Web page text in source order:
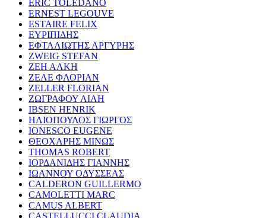
ERIC TOLEDANO
ERNEST LEGOUVE
ESTAIRE FELIX
ΕΥΡΙΠΙΔΗΣ
ΕΦΤΑΛΙΩΤΗΣ ΑΡΓΥΡΗΣ
ZWEIG STEFAN
ΖΕΗ ΑΛΚΗ
ΖΕΛΕ ΦΛΟΡΙΑΝ
ZELLER FLORIAN
ΖΩΓΡΑΦΟΥ ΛΙΛΗ
IBSEN HENRIK
ΗΛΙΟΠΟΥΛΟΣ ΓΙΩΡΓΟΣ
IONESCO EUGENE
ΘΕΟΧΑΡΗΣ ΜΙΝΩΣ
THOMAS ROBERT
ΙΟΡΔΑΝΙΔΗΣ ΓΙΑΝΝΗΣ
ΙΩΑΝΝΟΥ ΟΔΥΣΣΕΑΣ
CALDERON GUILLERMO
CAMOLETTI MARC
CAMUS ALBERT